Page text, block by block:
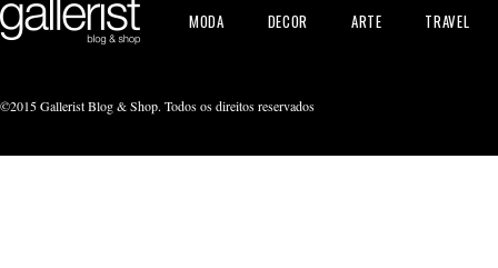
MODA DECOR ARTE TRAVEL
©2015 Gallerist Blog & Shop. Todos os direitos reservados